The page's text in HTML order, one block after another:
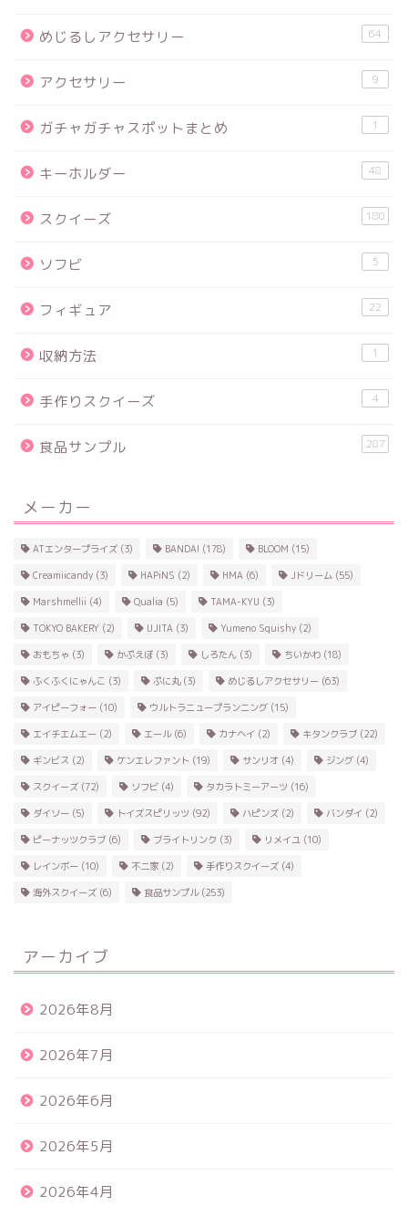
めじるしアクセサリー 64
アクセサリー 9
ガチャガチャスポットまとめ 1
キーホルダー 48
スクイーズ 180
ソフビ 5
フィギュア 22
収納方法 1
手作りスクイーズ 4
食品サンプル 287
メーカー
ATエンタープライズ (3) BANDAI (178) BLOOM (15)
Creamiicandy (3) HAPiNS (2) HMA (6) Jドリーム (55)
Marshmellii (4) Qualia (5) TAMA-KYU (3)
TOKYO BAKERY (2) UJITA (3) Yumeno Squishy (2)
おもちゃ (3) かぷえぼ (3) しろたん (3) ちいかわ (18)
ふくふくにゃんこ (3) ぷに丸(3) めじるしアクセサリー (63)
アイピーフォー (10) ウルトラニュープランニング (15)
エイチエムエー (2) エール(6) カナヘイ (2) キタンクラブ (22)
ギンビス (2) ケンエレファント (19) サンリオ (4) ジング (4)
スクイーズ (72) ソフビ (4) タカラトミーアーツ (16)
ダイソー (5) トイズスピリッツ (92) ハピンズ (2) バンダイ (2)
ピーナッツクラブ (6) ブライトリンク (3) リメイユ (10)
レインボー (10) 不二家 (2) 手作りスクイーズ (4)
海外スクイーズ (6) 食品サンプル(253)
アーカイブ
2026年8月
2026年7月
2026年6月
2026年5月
2026年4月